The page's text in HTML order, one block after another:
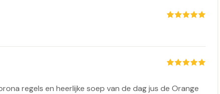
regels en heerlijke soep van de dag jus de Orange